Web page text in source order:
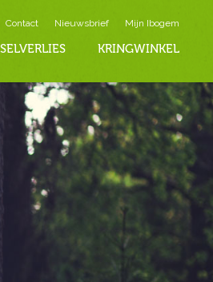
Contact Nieuwsbrief Mijn Ibogem
KRINGWINKEL